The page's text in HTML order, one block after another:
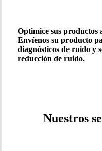
Optimice sus productos
Envíenos su producto
diagnósticos de ruido y
reducción de ruido.
Nuestros